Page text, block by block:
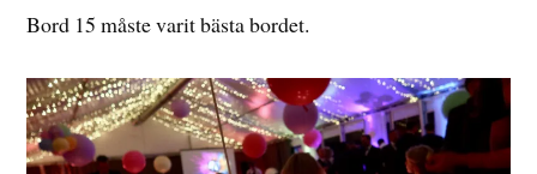
Bord 15 måste varit bästa bordet.